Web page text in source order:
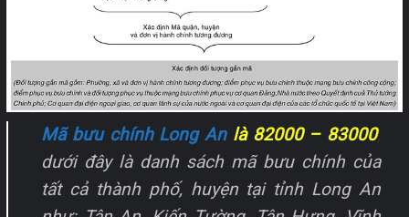
Mã bưu chính Long An là 82000 – 83000,
dưới đây là danh sách mã bưu chính của
tất cả thành phố, huyện tại tỉnh Long An